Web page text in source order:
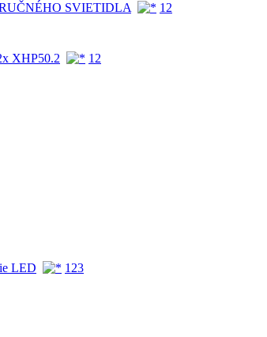
SVIETIDLA 1 2
XHP50.2 1 2
LED 1 23